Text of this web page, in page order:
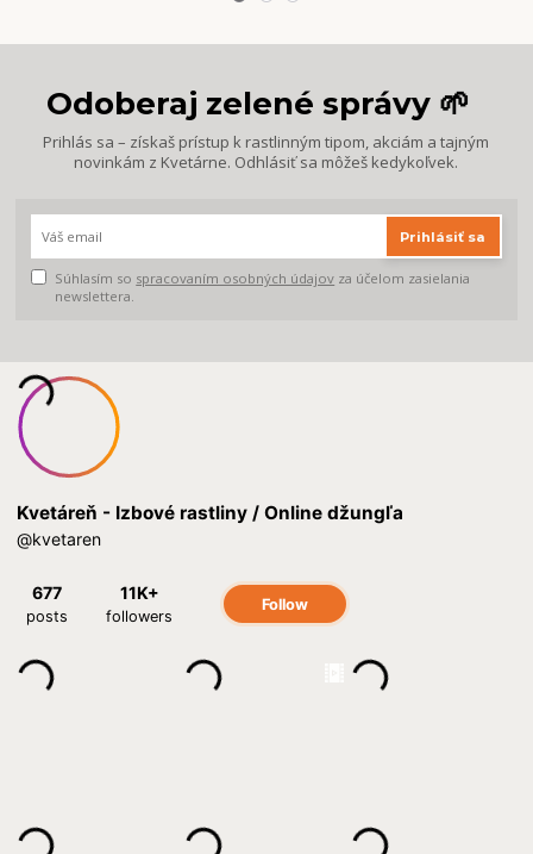
Odoberaj zelené správy 🌱
Prihlás sa – získaš prístup k rastlinným tipom, akciám a tajným
novinkám z Kvetárne. Odhlásiť sa môžeš kedykoľvek.
Prihlásiť sa
Súhlasím so spracovaním osobných údajov za účelom zasielania
newslettera.